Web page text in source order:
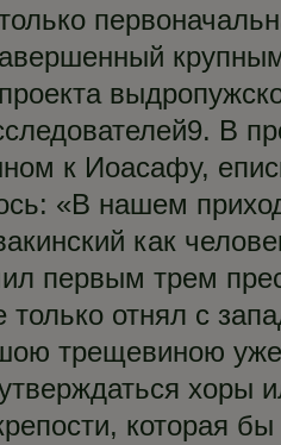
В
к Иоасафу,
«В нашем
как
первым трем
отнял с
трещевиною уже
хоры
которая